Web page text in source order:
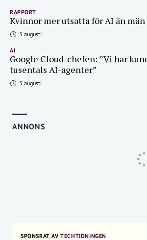
RAPPORT
Kvinnor mer utsatta för AI än män
3 augusti
AI
Google Cloud-chefen: ”Vi har
tusentals AI-agenter”
3 augusti
ANNONS
SPONSRAT AVTECHTIDNINGEN